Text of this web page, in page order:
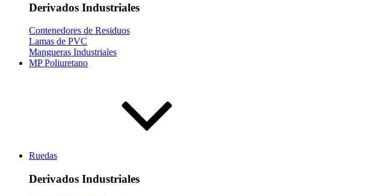
Derivados Industriales
Contenedores de Residuos
Lamas de PVC
Mangueras Industriales
MP Poliuretano
Ruedas
Derivados Industriales